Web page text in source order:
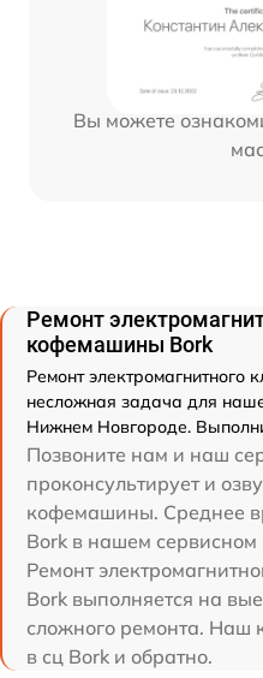
Вы можете
Ремонт
кофемашины Bork
Ремонт
несложная задача для
Нижнем Новгороде.
Позвоните нам и наш
проконсультирует и
кофемашины. Среднее
Bork в нашем сервисном
Ремонт
Bork выполняется на
сложного ремонта. Наш
в сц Bork и обратно.